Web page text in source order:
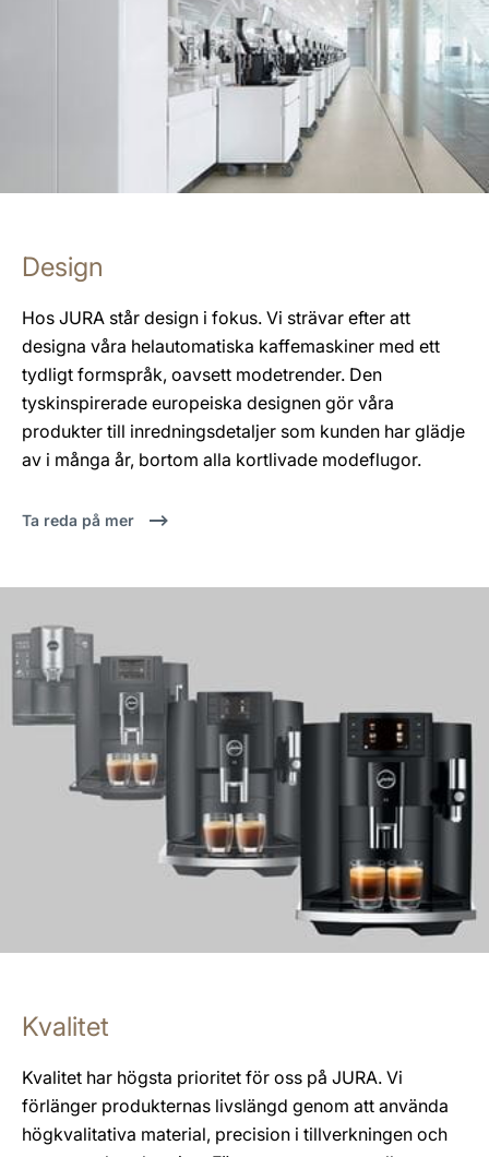
Design
Hos JURA står design i fokus. Vi strävar efter att
designa våra helautomatiska kaffemaskiner med ett
tydligt formspråk, oavsett modetrender. Den
tyskinspirerade europeiska designen gör våra
produkter till inredningsdetaljer som kunden har glädje
av i många år, bortom alla kortlivade modeflugor.
Ta reda på mer
Kvalitet
Kvalitet har högsta prioritet för oss på JURA. Vi
förlänger produkternas livslängd genom att använda
högkvalitativa material, precision i tillverkningen och